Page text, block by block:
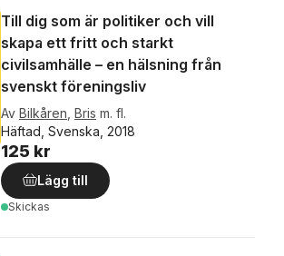
Till dig som är politiker och vill
skapa ett fritt och starkt
civilsamhälle – en hälsning från
svenskt föreningsliv
Av Bilkåren Bris m. fl.
Häftad, Svenska, 2018
125 kr
Lägg till
Skickas